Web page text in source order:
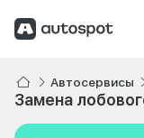
Автосервисы
Замена